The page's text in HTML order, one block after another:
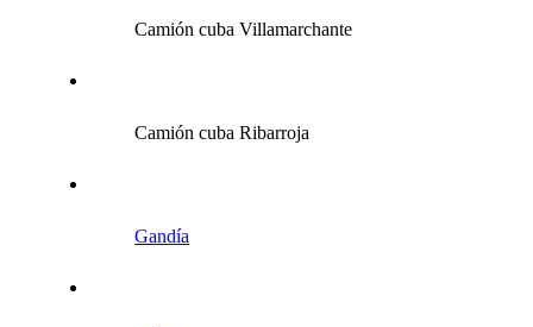
Camión cuba Villamarchante
Camión cuba Ribarroja
Gandía